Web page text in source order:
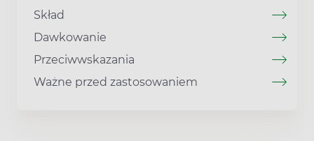
Skład
Dawkowanie
Przeciwwskazania
Ważne przed zastosowaniem